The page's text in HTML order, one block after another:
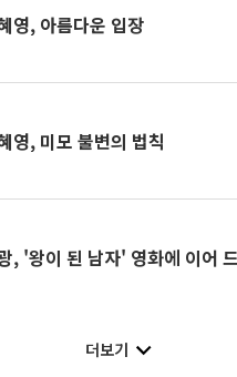
영, 아름다운 입장
영, 미모 불변의 법칙
, '왕이 된 남자' 영화에 이어
더보기